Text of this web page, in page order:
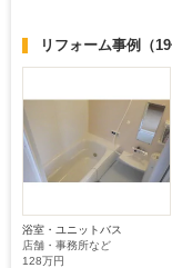
リフォーム事例 （
浴室・ユニットバス
店舗・事務所など
128万円